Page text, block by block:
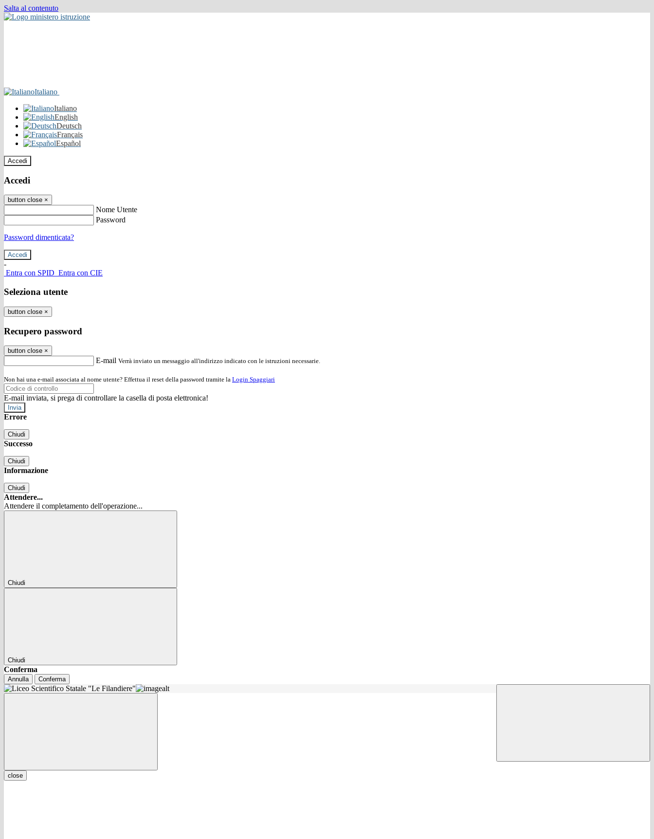
Salta al contenuto
Italiano
Italiano
English
Deutsch
Français
Español
Accedi
Accedi
button close ×
Nome Utente
Password
Password dimenticata?
-
Entra con SPID Entra con CIE
Seleziona utente
button close ×
Recupero password
button close ×
E-mail Verrà inviato un messaggio all'indirizzo indicato con le istruzioni necessarie.
Non hai una e-mail associata al nome utente? Effettua il reset della password tramite la Login Spaggiari
E-mail inviata, si prega di controllare la casella di posta elettronica!
Errore
Chiudi
Successo
Chiudi
Informazione
Chiudi
Attendere...
Attendere il completamento dell'operazione...
Chiudi
Chiudi
Conferma
Annulla Conferma
close